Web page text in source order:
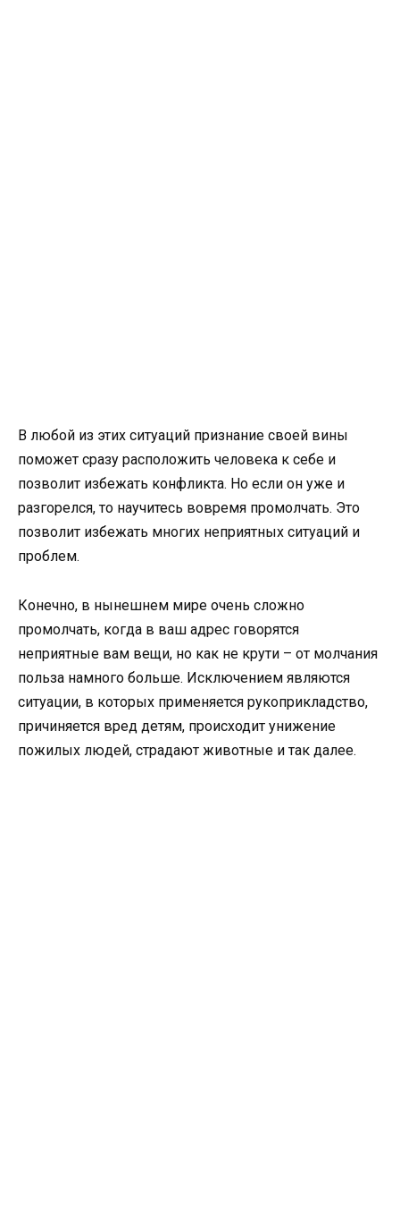
В любой из этих ситуаций признание своей вины
поможет сразу расположить человека к себе и
позволит избежать конфликта. Но если он уже и
разгорелся, то научитесь вовремя промолчать. Это
позволит избежать многих неприятных ситуаций и
проблем.
Конечно, в нынешнем мире очень сложно
промолчать, когда в ваш адрес говорятся
неприятные вам вещи, но как не крути – от молчания
польза намного больше. Исключением являются
ситуации, в которых применяется рукоприкладство,
причиняется вред детям, происходит унижение
пожилых людей, страдают животные и так далее.